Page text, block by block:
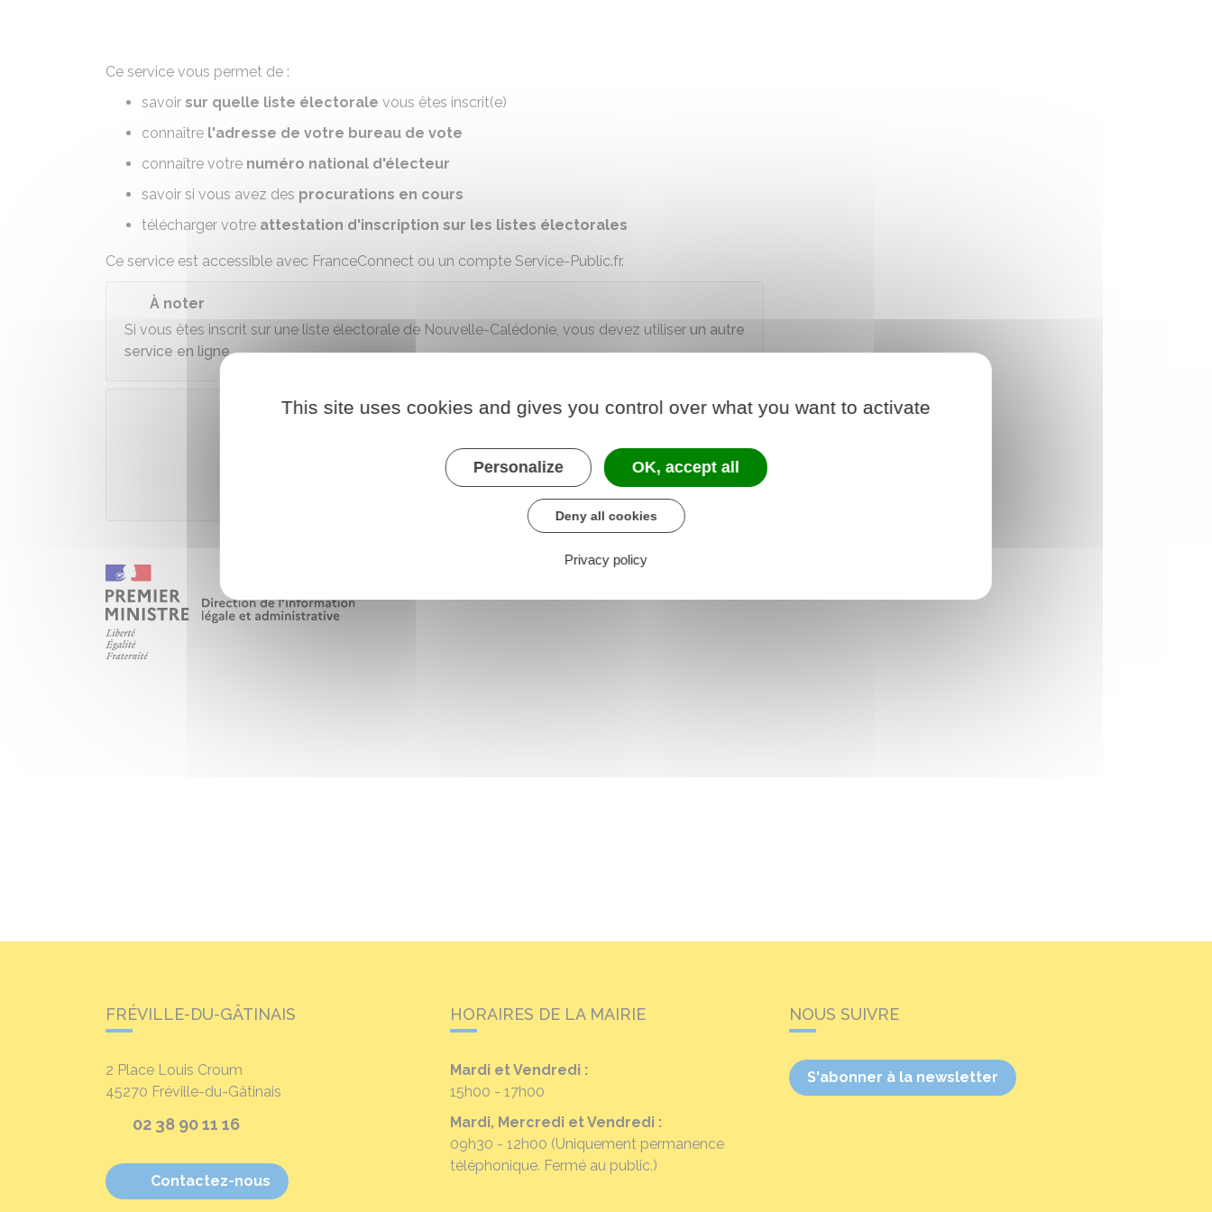
Ce service vous permet de :
savoir sur quelle liste électorale vous êtes inscrit(e)
connaître l'adresse de votre bureau de vote
connaître votre numéro national d'électeur
savoir si vous avez des procurations en cours
télécharger votre attestation d'inscription sur les listes électorales
Ce service est accessible avec FranceConnect ou un compte Service-Public.fr.
À noter
Si vous êtes inscrit sur une liste électorale de Nouvelle-Calédonie, vous devez utiliser un autre
service en ligne.
Accéder au téléservice
FRÉVILLE-DU-GÂTINAIS
2 Place Louis Croum
45270 Fréville-du-Gâtinais
02 38 90 11 16
Contactez-nous
HORAIRES DE LA MAIRIE
Mardi et Vendredi :
15h00 - 17h00
Mardi, Mercredi et Vendredi :
09h30 - 12h00 (Uniquement permanence
téléphonique. Fermé au public.)
NOUS SUIVRE
S'abonner à la newsletter
This site uses cookies and gives you control over what you want to activate
Personalize OK, accept all
Deny all cookies
Privacy policy